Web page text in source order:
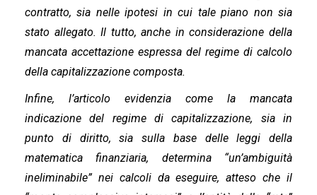
contratto, sia nelle ipotesi in cui tale piano non sia
stato allegato. Il tutto, anche in considerazione della
mancata accettazione espressa del regime di calcolo
della capitalizzazione composta.
Infine, l’articolo evidenzia come la mancata
indicazione del regime di capitalizzazione, sia in
punto di diritto, sia sulla base delle leggi della
matematica finanziaria, determina “un’ambiguità
ineliminabile” nei calcoli da eseguire, atteso che il